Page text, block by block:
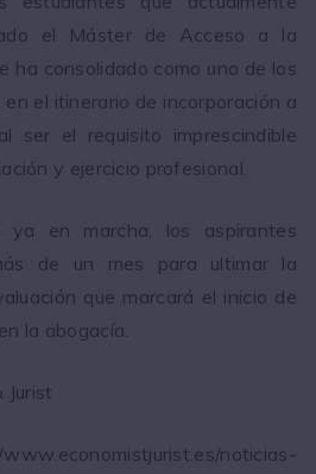
el Máster de Acceso a la
ha consolidado como uno de los
el itinerario de incorporación a
ser el requisito imprescindible
y ejercicio profesional.
en marcha, los aspirantes
de un mes para ultimar la
que marcará el inicio de
la abogacía.
Jurist
noticias-